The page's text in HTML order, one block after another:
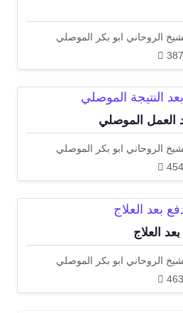
الروحاني ابو بكر الموصلي
العمل الموصلي
الروحاني ابو بكر الموصلي
العمل الموصلي
العلاج
الروحاني ابو بكر الموصلي
العلاج